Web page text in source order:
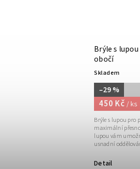
Brýle s
obočí
Skladem
–29 %
450 Kč / ks
Detail
Brýle s lupou pro
maximální
lupou vám
usnadní